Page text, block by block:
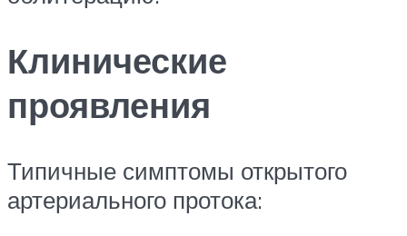
Клинические
проявления
Типичные симптомы открытого
артериального протока: